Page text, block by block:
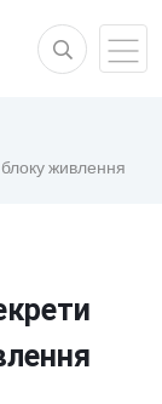
блоку живлення